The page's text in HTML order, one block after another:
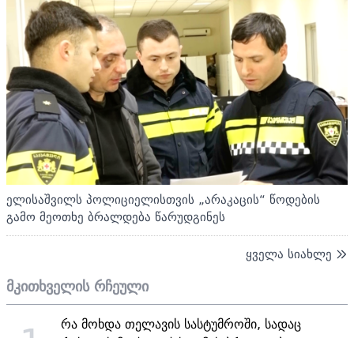
ელისაშვილს პოლიციელისთვის „არაკაცის“ წოდების
გამო მეოთხე ბრალდება წარუდგინეს
ყველა სიახლე
მკითხველის რჩეული
რა მოხდა თელავის სასტუმროში, სადაც